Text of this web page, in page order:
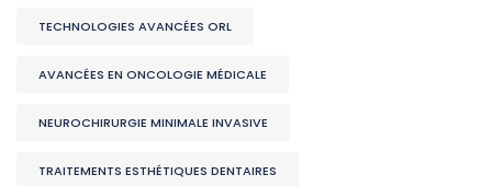
TECHNOLOGIES AVANCÉES ORL
AVANCÉES EN ONCOLOGIE MÉDICALE
NEUROCHIRURGIE MINIMALE INVASIVE
TRAITEMENTS ESTHÉTIQUES DENTAIRES